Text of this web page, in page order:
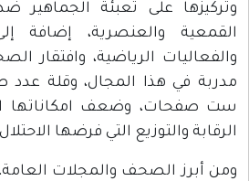
وتركيزها على تعبئة الجماهير
القمعية والعنصرية، إضافة
والفعاليات الرياضية، وافتقار
مدربة في هذا المجال، وقلة عدد
ست صفحات، وضعف امكاناتها
الرقابة والتوزيع التي فرضها
ومن أبرز الصحف والمجلات